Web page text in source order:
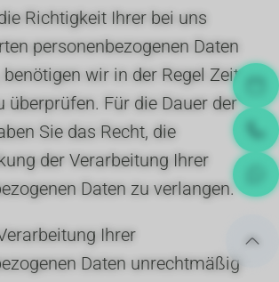
Richtigkeit Ihrer bei uns
personenbezogenen Daten
wir in der Regel Zeit,
überprüfen. Für die Dauer der
Sie das Recht, die
der Verarbeitung Ihrer
Daten zu verlangen.
Ihrer
Daten unrechtmäßig